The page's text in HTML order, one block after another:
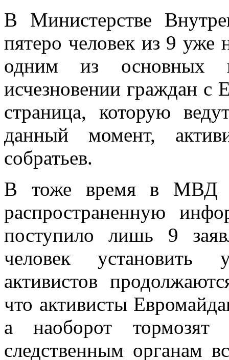
В Министерстве
пятеро человек из 9
одним из основных
исчезновении граждан с
страница, которую
данный момент,
собратьев.
В тоже время в МВД
распространенную
поступило лишь 9
человек установить
активистов
что активисты
а наоборот тормозят
следственным органам